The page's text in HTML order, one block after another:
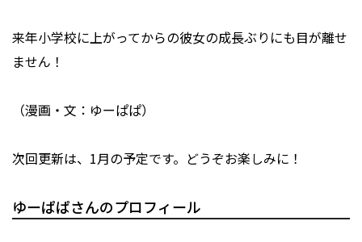
来年小学校に上がってからの彼女の成長ぶりにも目が離せ
ません！
（漫画・文：ゆーぱぱ）
次回更新は、1月の予定です。どうぞお楽しみに！
ゆーぱぱさんのプロフィール